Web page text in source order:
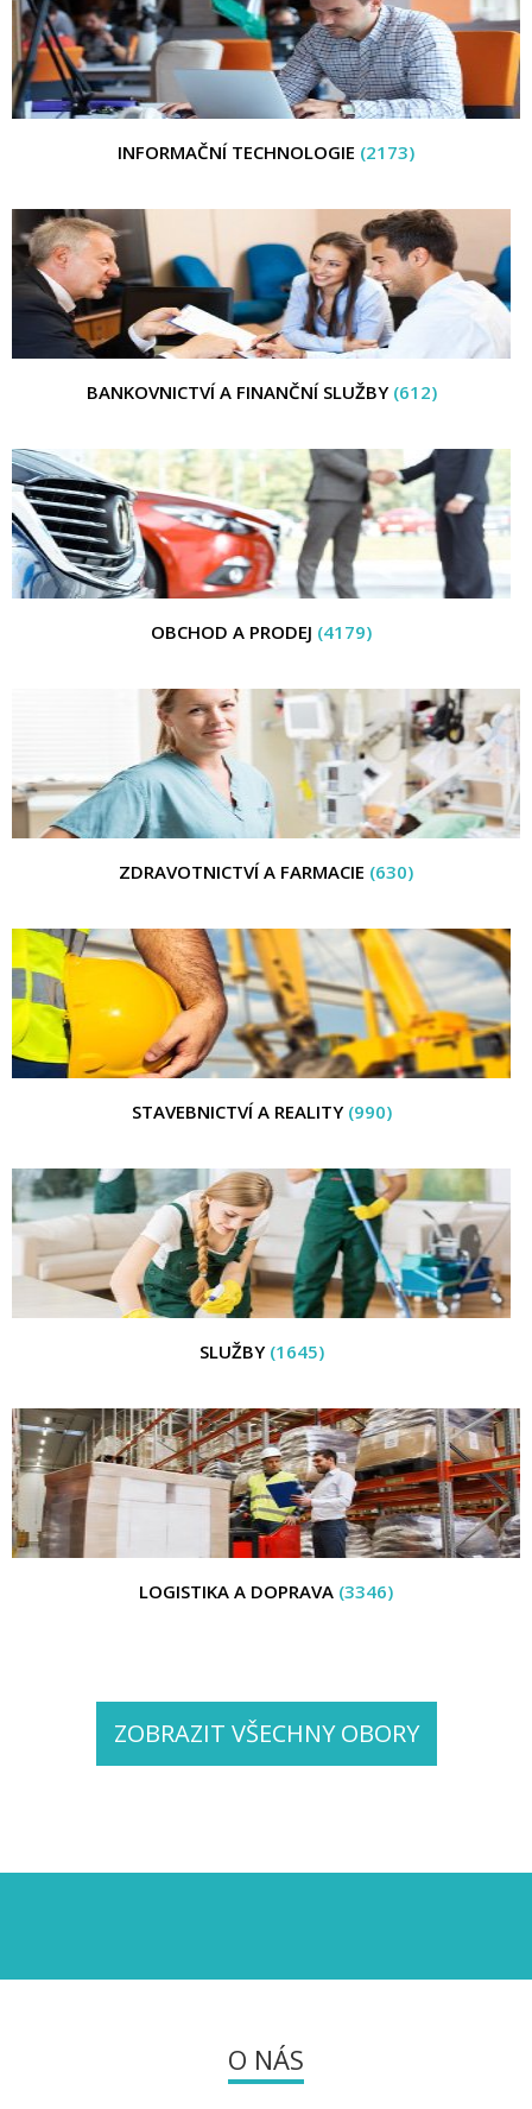
INFORMAČNÍ TECHNOLOGIE (2173)
BANKOVNICTVÍ A FINANČNÍ SLUŽBY (612)
OBCHOD A PRODEJ (4179)
ZDRAVOTNICTVÍ A FARMACIE (630)
STAVEBNICTVÍ A REALITY (990)
SLUŽBY (1645)
LOGISTIKA A DOPRAVA (3346)
ZOBRAZIT VŠECHNY OBORY
O NÁS